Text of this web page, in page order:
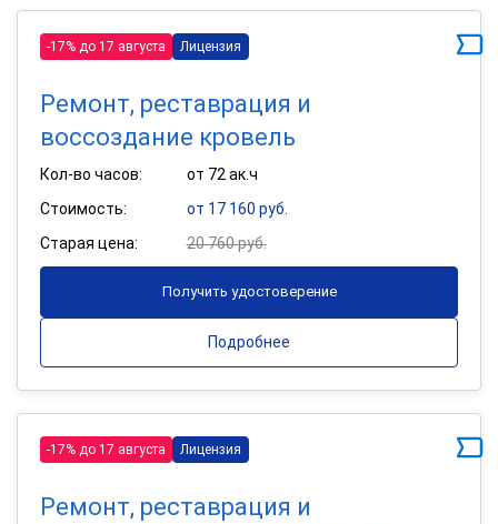
-17% до 17 августа Лицензия
Ремонт, реставрация и
воссоздание кровель
Кол-во часов:
от 72 ак.ч
Стоимость:
от 17 160 руб.
Старая цена:
20 760 руб.
Получить удостоверение
Подробнее
-17% до 17 августа Лицензия
Ремонт, реставрация и